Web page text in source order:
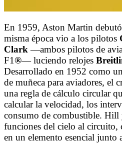
En 1959, Aston Martin
misma época vio a los pilotos
Clark —ambos pilotos de
F1®— luciendo relojes
Desarrollado en 1952 como
de muñeca para aviadores, el
una regla de cálculo circular
calcular la velocidad, los
consumo de combustible. Hill
funciones del cielo al
en un elemento esencial junto